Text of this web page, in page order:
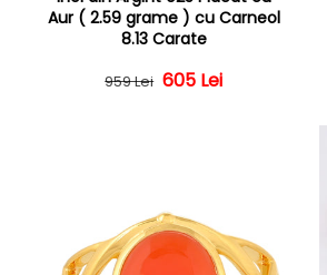
Aur ( 2.59 grame ) cu Carneol
8.13 Carate
Preț obișnuit
959 Lei Preț redus
605 Lei